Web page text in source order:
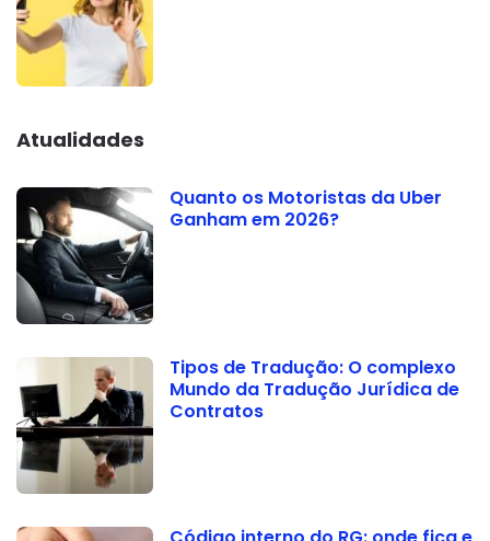
Atualidades
Quanto os Motoristas da Uber
Ganham em 2026?
Tipos de Tradução: O complexo
Mundo da Tradução Jurídica de
Contratos